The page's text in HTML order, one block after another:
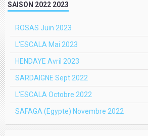
SAISON 2022 2023
ROSAS Juin 2023
L'ESCALA Mai 2023
HENDAYE Avril 2023
SARDAIGNE Sept 2022
L'ESCALA Octobre 2022
SAFAGA (Egypte) Novembre 2022